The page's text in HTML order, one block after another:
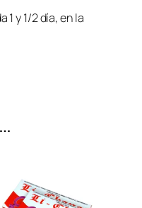
1 y 1/2 día, en la